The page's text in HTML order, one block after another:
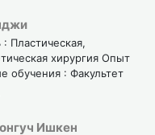
Пластическая,
хирургия Опыт
обучения : Факультет
Ишкен